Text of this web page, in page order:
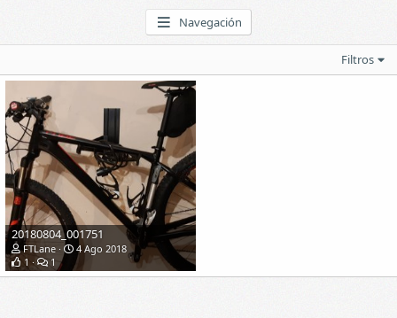
Navegación
Filtros
20180804_001751
FTLane
4 Ago 2018
1
1